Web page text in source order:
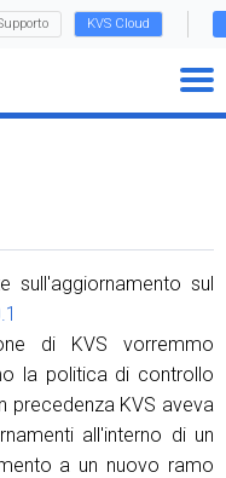
KVS Cloud
sull'aggiornamento sul
di KVS vorremmo
la politica di controllo
precedenza KVS aveva
all'interno di un
a un nuovo ramo